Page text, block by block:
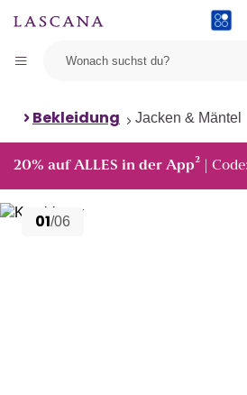
Bekleidung Jacken & Mäntel
20% auf ALLES in der App² |
01/06